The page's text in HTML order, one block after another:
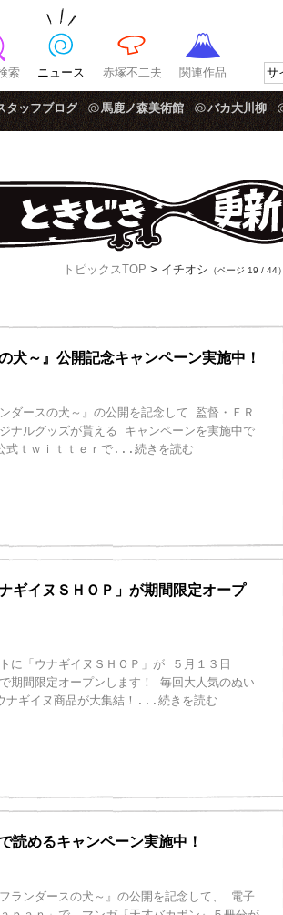
索 ニュース 赤塚不二夫 関連作品
タッフブログ 馬鹿ノ森美術館 バカ大川柳
トピックスTOP > イチオシ （ページ 19 / 44）
犬～』公開記念キャンペーン実施中！
ダースの犬～』の公開を記念して 監督・ＦＲ
ナルグッズが貰える キャンペーンを実施中で
式ｔｗｉｔｔｅｒで ...続きを読む
ギイヌＳＨＯＰ」が期間限定オープ
に「ウナギイヌＳＨＯＰ」が ５月１３日
期間限定オープンします！ 毎回大人気のぬい
ギイヌ商品が大集結！ ...続きを読む
読めるキャンペーン実施中！
ランダースの犬～』の公開を記念して、 電子